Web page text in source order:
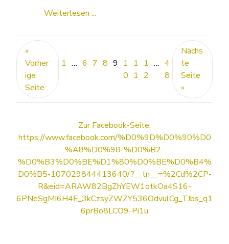
Weiterlesen ...
«
Vorher
ige
Seite
1 … 6 7 8 9
1
0
1
1
1
2
… 4
8
Nächs
te
Seite
»
Zur Facebook-Seite:
https://www.facebook.com/%D0%9D%D0%90%D0
%A8%D0%98-%D0%B2-
%D0%B3%D0%BE%D1%80%D0%BE%D0%B4%
D0%B5-107029844413640/?__tn__=%2Cd%2CP-
R&eid=ARAW82BgZhYEW1otkOa4S16-
6PNeSgMI6H4F_3kCzsyZWZY536OdvulCg_TJbs_q1
6prBo8LCO9-Pi1u